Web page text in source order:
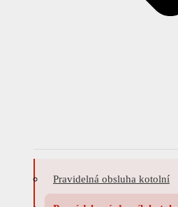
Pravidelná obsluha kotolní